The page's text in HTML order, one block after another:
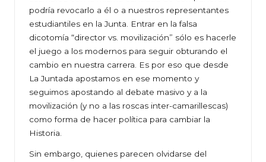
podría revocarlo a él o a nuestros representantes
estudiantiles en la Junta. Entrar en la falsa
dicotomía “director vs. movilización” sólo es hacerle
el juego a los modernos para seguir obturando el
cambio en nuestra carrera. Es por eso que desde
La Juntada apostamos en ese momento y
seguimos apostando al debate masivo y a la
movilización (y no a las roscas inter-camarillescas)
como forma de hacer política para cambiar la
Historia.
Sin embargo, quienes parecen olvidarse del